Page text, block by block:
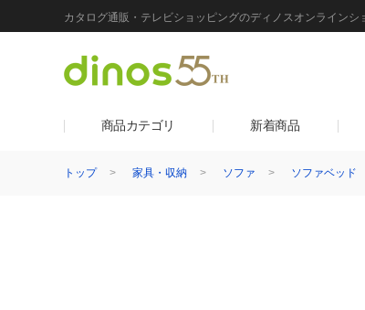
カタログ通販・テレビショッピングのディノスオンラインシ
商品カテゴリ 新着商品
トップ 家具・収納 ソファ ソファベッド